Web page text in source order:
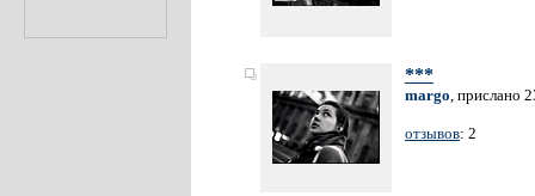
***
margo, прислано
отзывов: 2